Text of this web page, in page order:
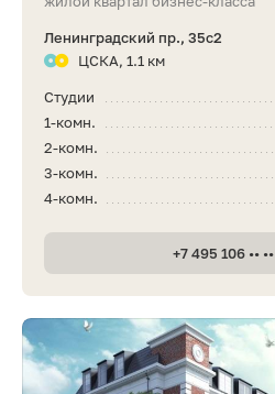
Ленинградский пр., 35с2
ЦСКА, 1.1 км
Студии
1-комн.
2-комн.
3-комн.
4-комн.
+7 495 106 •• ••